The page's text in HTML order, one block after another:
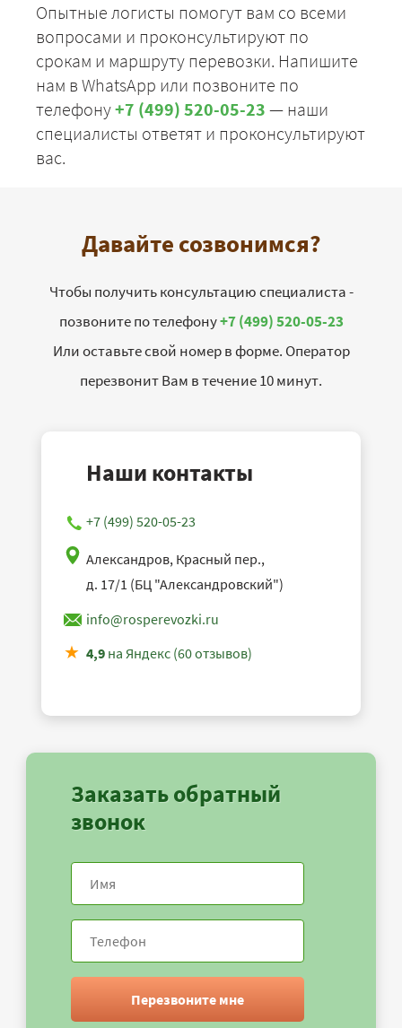
Опытные логисты помогут вам со всеми
вопросами и проконсультируют по
срокам и маршруту перевозки. Напишите
нам в WhatsApp или позвоните по
телефону+7 (499) 520-05-23 — наши
специалисты ответят и проконсультируют
вас.
Давайте созвонимся?
Чтобы получить консультацию специалиста -
позвоните по телефону+7 (499) 520-05-23
Или оставьте свой номер в форме. Оператор
перезвонит Вам в течение 10 минут.
Наши контакты
+7 (499) 520-05-23
Александров, Красный пер.,
д. 17/1 (БЦ "Александровский")
info@rosperevozki.ru
4,9 на Яндекс (60 отзывов)
Заказать обратный
звонок
Перезвоните мне